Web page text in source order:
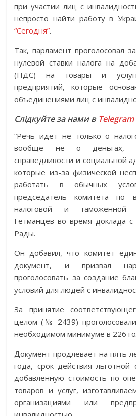
при участии лиц с
непросто найти работу в
“Сегодня”.
Так, парламент проголосовал
нулевой ставки налога на
(НДС) на товары и
предприятий, которые
объединениями лиц с
Слідкуйте за нами в Telegram
“Речь идет не только о
вообще не о деньгах,
справедливости и социальной
которые из-за физической
работать в обычных
председатель комитета по
налоговой и таможенной
Гетманцев во время доклада
Рады.
Он добавил, что комитет
документ, и призвал
проголосовать за создание
условий для людей с
За принятие
целом (№ 2439)
необходимом минимуме в 226
Документ продлевает на пять
года, срок действия льготной
добавленную стоимость по
товаров и услуг,
организациями или